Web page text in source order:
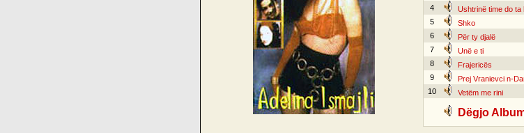
4
Ushtrinë time do ta
5
Shko
6
Për ty djalë
7
Unë e ti
8
Frajericës
9
Prej Vranievci n-
10
Vetëm me rini
Dëgjo